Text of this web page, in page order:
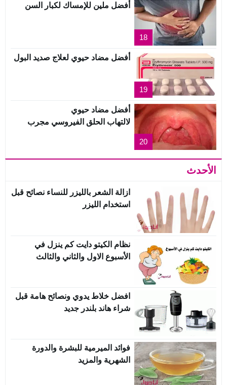
18
أفضل ملين للإمساك لكبار السن
19
أفضل مضاد حيوي لعلاج صديد البول
20
أفضل مضاد حيوي
لالتهاب الحلق الفيروسي مجرب
الأحدث
ازالة الشعر بالليزر للنساء نصائح قبل
استخدام الليزر
نظام الكيتو دايت كم ينزل في
الأسبوع الاول والثاني والثالث
افضل خلاط يدوي ونصائح هامة قبل
شراء هاند بلندر جديد
فوائد الميرمية للبشرة والدورة
الشهرية والمزيد